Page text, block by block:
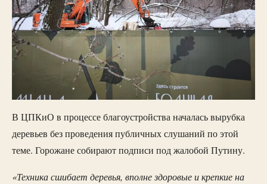
В ЦПКиО в процессе благоустройства началась вырубка
деревьев без проведения публичных слушаний по этой
теме. Горожане собирают подписи под жалобой Путину.
«Техника сшибает деревья, вполне здоровые и крепкие на